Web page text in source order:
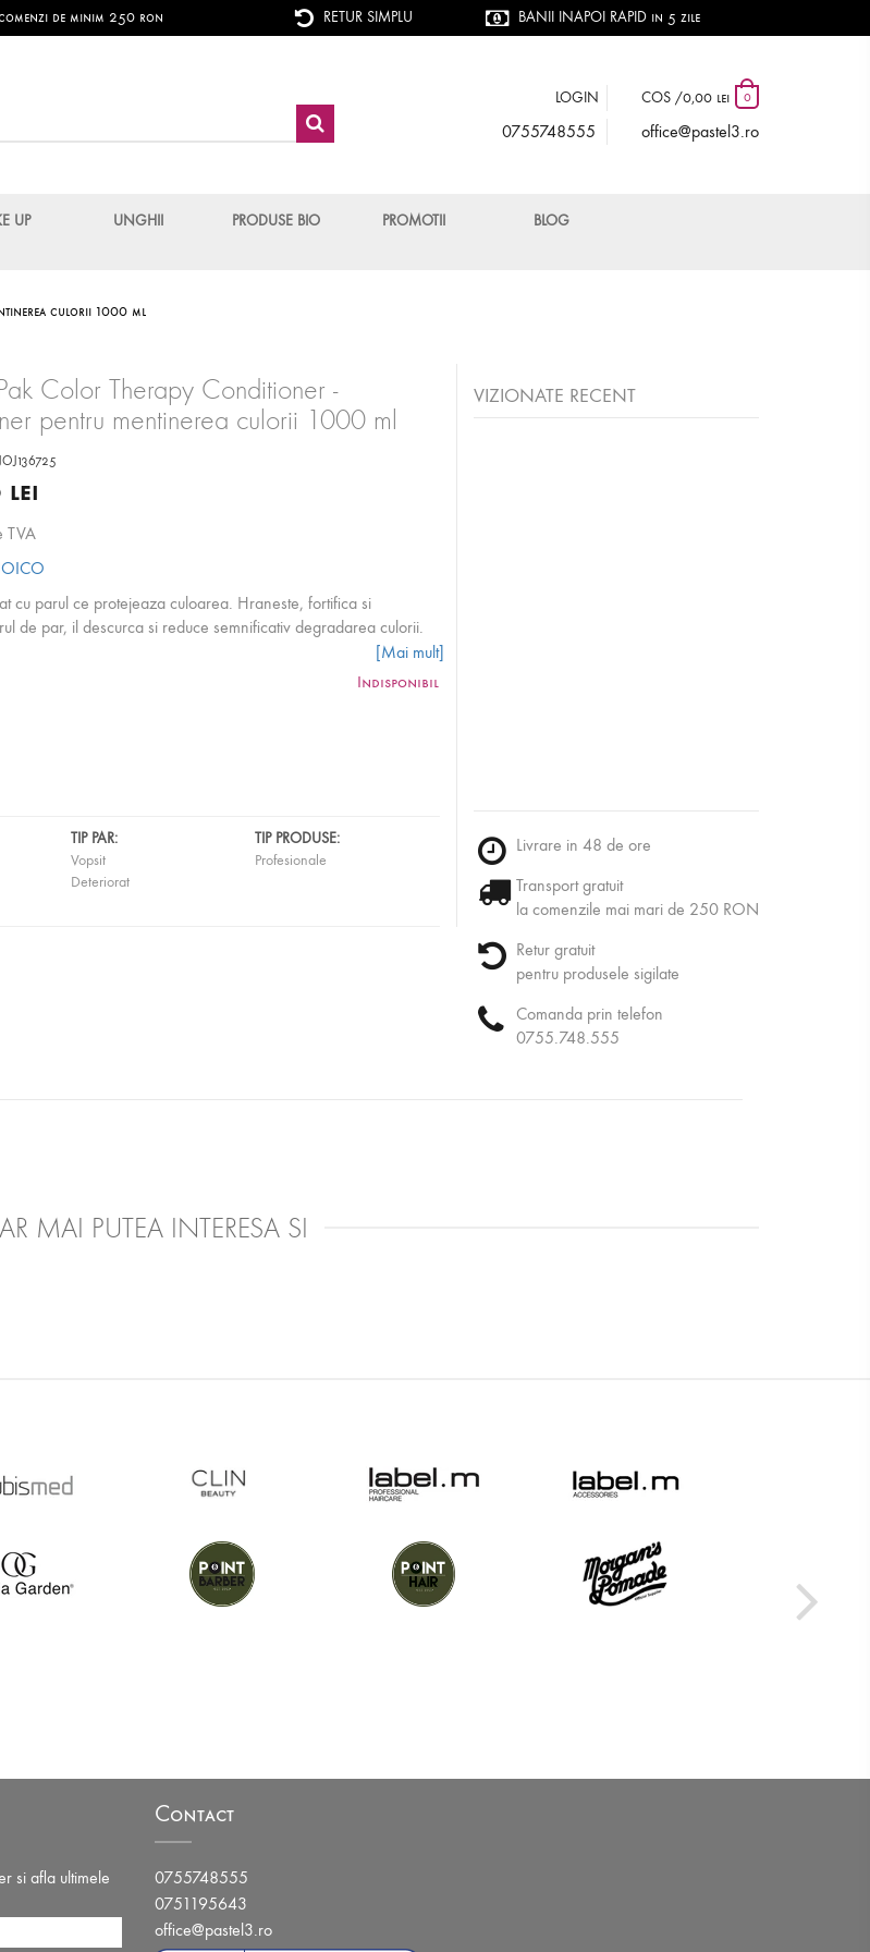
de minim 250 ron RETUR SIMPLU BANII INAPOI RAPID in 5 zile
COS /0,00 lei 0
LOGIN
0755748555 office@pastel3.ro
UP UNGHII PRODUSE BIO PROMOTII BLOG
culorii 1000 ml
Color Therapy Conditioner -
pentru mentinerea culorii 1000 ml
lei
TVA
cu parul ce protejeaza culoarea. Hraneste, fortifica si
de par, il descurca si reduce semnificativ degradarea culorii.
[Mai mult]
Indisponibil
TIP PAR:
Vopsit
Deteriorat
TIP PRODUSE:
Profesionale
VIZIONATE RECENT
Livrare in 48 de ore
Transport gratuit
la comenzile mai mari de 250 RON
Retur gratuit
pentru produsele sigilate
Comanda prin telefon
0755.748.555
MAI PUTEA INTERESA SI
si afla ultimele
Contact
0755748555
0751195643
office@pastel3.ro